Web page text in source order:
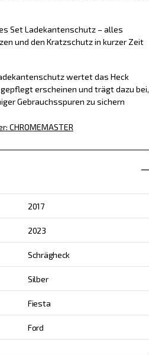
Set Ladekantenschutz – alles
und den Kratzschutz in kurzer Zeit
wertet das Heck
erscheinen und trägt dazu bei,
Gebrauchsspuren zu sichern
: CHROMEMASTER
2017
2023
Schrägheck
Silber
Fiesta
Ford